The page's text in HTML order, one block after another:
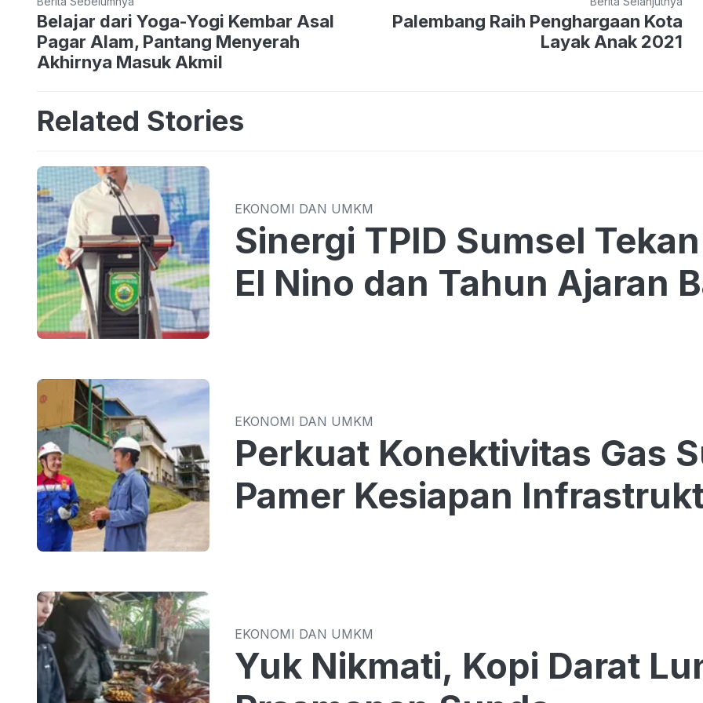
Belajar dari Yoga-Yogi Kembar Asal
Pagar Alam, Pantang Menyerah
Akhirnya Masuk Akmil
Palembang Raih Penghargaan Kota
Layak Anak 2021
Related Stories
EKONOMI DAN UMKM
Sinergi TPID Sumsel Tekan Harga di Tengah
El Nino dan Tahun Ajaran
EKONOMI DAN UMKM
Perkuat Konektivitas Gas
Pamer Kesiapan
EKONOMI DAN UMKM
Yuk Nikmati, Kopi Darat